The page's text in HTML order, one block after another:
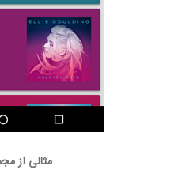
مثالی از